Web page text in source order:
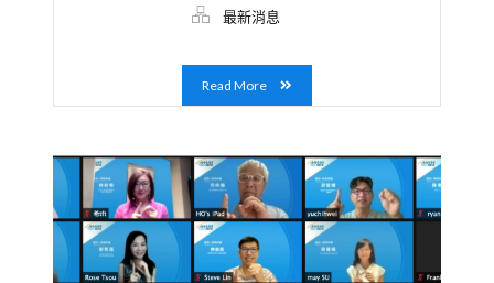
頭產業與跨國企業，提供多元產業觀點。
最新消息
Read More